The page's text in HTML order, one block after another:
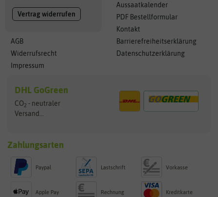
Vertrag widerrufen
AGB
Widerrufsrecht
Impressum
Aussaatkalender
PDF Bestellformular
Kontakt
Barrierefreiheitserklärung
Datenschutzerklärung
DHL GoGreen
CO2 - neutraler
Versand...
Zahlungsarten
Paypal Lastschrift Vorkasse
Apple Pay Rechnung Kreditkarte